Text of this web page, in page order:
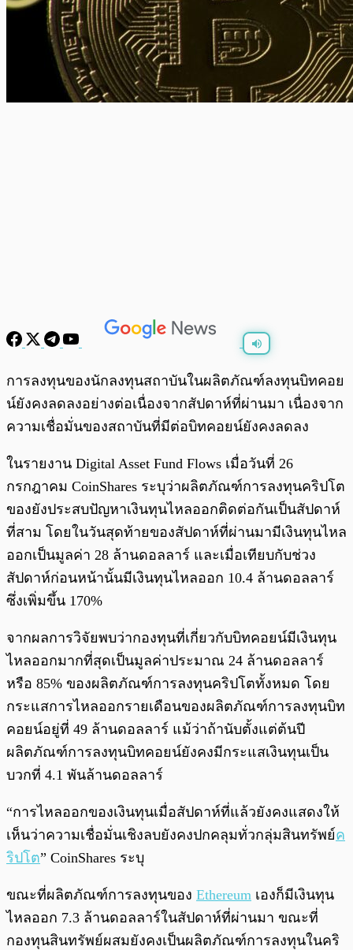
0:00
การลงทุนของนักลงทุนสถาบันในผลิตภัณฑ์ลงทุนบิทคอย
น์ยังคงลดลงอย่างต่อเนื่องจากสัปดาห์ที่ผ่านมา เนื่องจาก
ความเชื่อมั่นของสถาบันที่มีต่อบิทคอยน์ยังคงลดลง
ในรายงาน Digital Asset Fund Flows เมื่อวันที่ 26
กรกฎาคม CoinShares ระบุว่าผลิตภัณฑ์การลงทุนคริปโต
ของยังประสบปัญหาเงินทุนไหลออกติดต่อกันเป็นสัปดาห์
ที่สาม โดยในวันสุดท้ายของสัปดาห์ที่ผ่านมามีเงินทุนไหล
ออกเป็นมูลค่า 28 ล้านดอลลาร์ และเมื่อเทียบกับช่วง
สัปดาห์ก่อนหน้านั้นมีเงินทุนไหลออก 10.4 ล้านดอลลาร์
ซึ่งเพิ่มขึ้น 170%
จากผลการวิจัยพบว่ากองทุนที่เกี่ยวกับบิทคอยน์มีเงินทุน
ไหลออกมากที่สุดเป็นมูลค่าประมาณ 24 ล้านดอลลาร์
หรือ 85% ของผลิตภัณฑ์การลงทุนคริปโตทั้งหมด โดย
กระแสการไหลออกรายเดือนของผลิตภัณฑ์การลงทุนบิท
คอยน์อยู่ที่ 49 ล้านดอลลาร์ แม้ว่าถ้านับตั้งแต่ต้นปี
ผลิตภัณฑ์การลงทุนบิทคอยน์ยังคงมีกระแสเงินทุนเป็น
บวกที่ 4.1 พันล้านดอลลาร์
“การไหลออกของเงินทุนเมื่อสัปดาห์ที่แล้วยังคงแสดงให้
เห็นว่าความเชื่อมั่นเชิงลบยังคงปกคลุมทั่วกลุ่มสินทรัพย์ค
ริปโต” CoinShares ระบุ
ขณะที่ผลิตภัณฑ์การลงทุนของ Ethereum เองก็มีเงินทุน
ไหลออก 7.3 ล้านดอลลาร์ในสัปดาห์ที่ผ่านมา ขณะที่
กองทุนสินทรัพย์ผสมยังคงเป็นผลิตภัณฑ์การลงทุนในคริ